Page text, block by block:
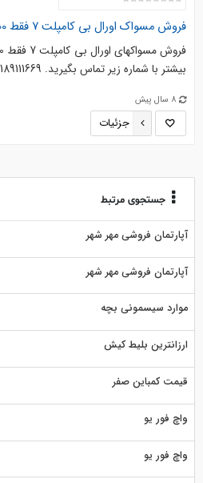
فروش مسواک اورال بی کامپلت 7 فقط 1500تومان
بیشتر با شماره زیر تماس بگیرید. 09189111669
8 سال پیش
جزئیات
جستجوی مرتبط
آپارتمان فروشی مهر شهر
آپارتمان فروشی مهر شهر
موارد سیسمونی بچه
ارزانترین بلیط کیش
قیمت کمباین صفر
واچ فور یو
واچ فور یو